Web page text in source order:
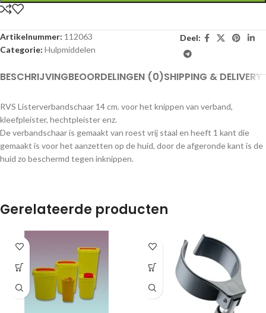
Artikelnummer: 112063
Categorie: Hulpmiddelen
Deel:
BESCHRIJVINGBEOORDELINGEN (0)SHIPPING & DELIVERY
RVS Listerverbandschaar 14 cm. voor het knippen van verband,
kleefpleister, hechtpleister enz.
De verbandschaar is gemaakt van roest vrij staal en heeft 1 kant die
gemaakt is voor het aanzetten op de huid, door de afgeronde kant is de
huid zo beschermd tegen inknippen.
Gerelateerde producten